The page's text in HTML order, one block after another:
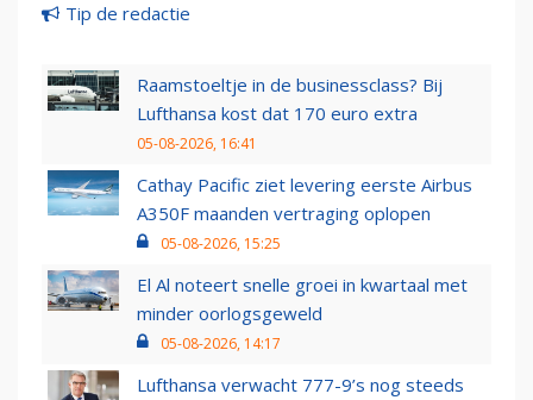
Tip de redactie
Raamstoeltje in de businessclass? Bij
Lufthansa kost dat 170 euro extra
05-08-2026, 16:41
Cathay Pacific ziet levering eerste Airbus
A350F maanden vertraging oplopen
05-08-2026, 15:25
El Al noteert snelle groei in kwartaal met
minder oorlogsgeweld
05-08-2026, 14:17
Lufthansa verwacht 777-9’s nog steeds